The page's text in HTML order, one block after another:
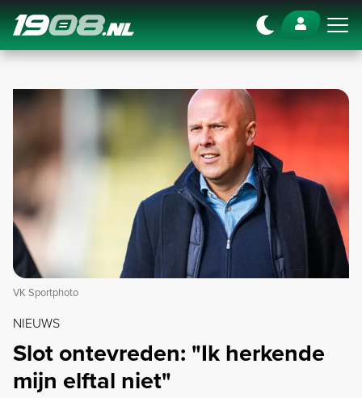
Navigation
VK Sportphoto
NIEUWS
Slot ontevreden: "Ik herkende
mijn elftal niet"